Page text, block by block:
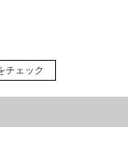
チェック